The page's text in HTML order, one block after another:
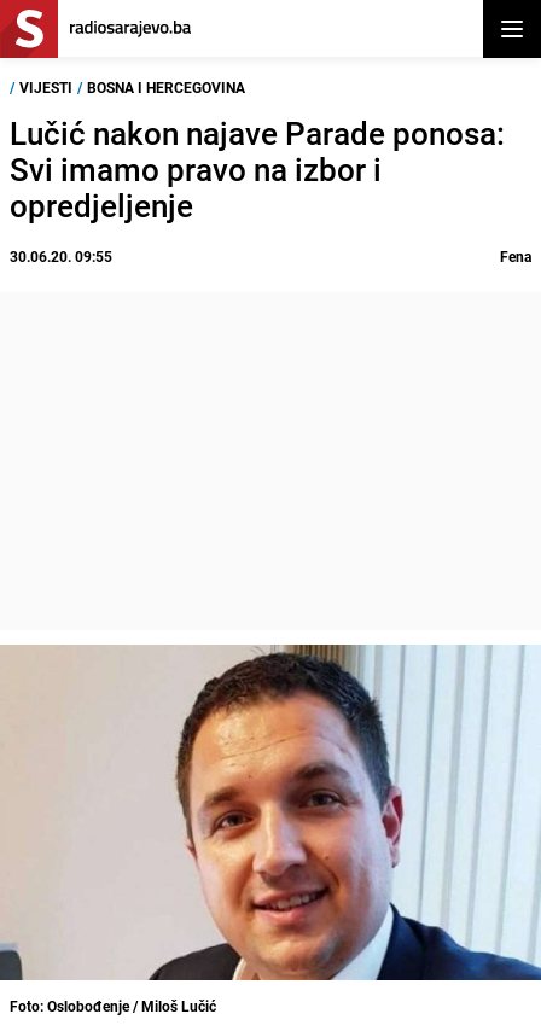
/ VIJESTI / BOSNA I HERCEGOVINA
Lučić nakon najave Parade ponosa:
Svi imamo pravo na izbor i
opredjeljenje
30.06.20. 09:55 Fena
Foto: Oslobođenje / Miloš Lučić